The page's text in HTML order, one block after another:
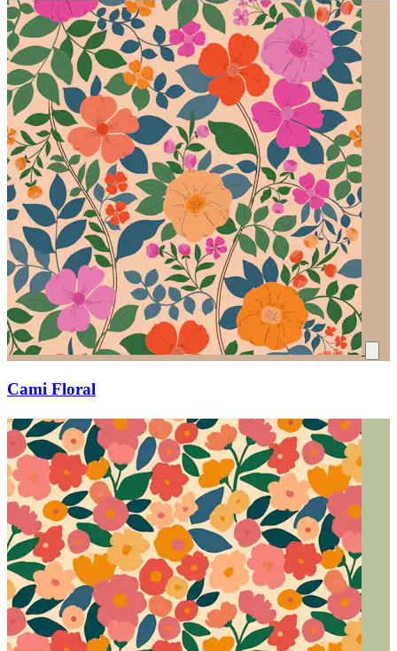
Cami Floral